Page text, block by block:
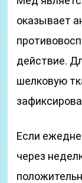
оказывает
действие.
шелковую
Если
через